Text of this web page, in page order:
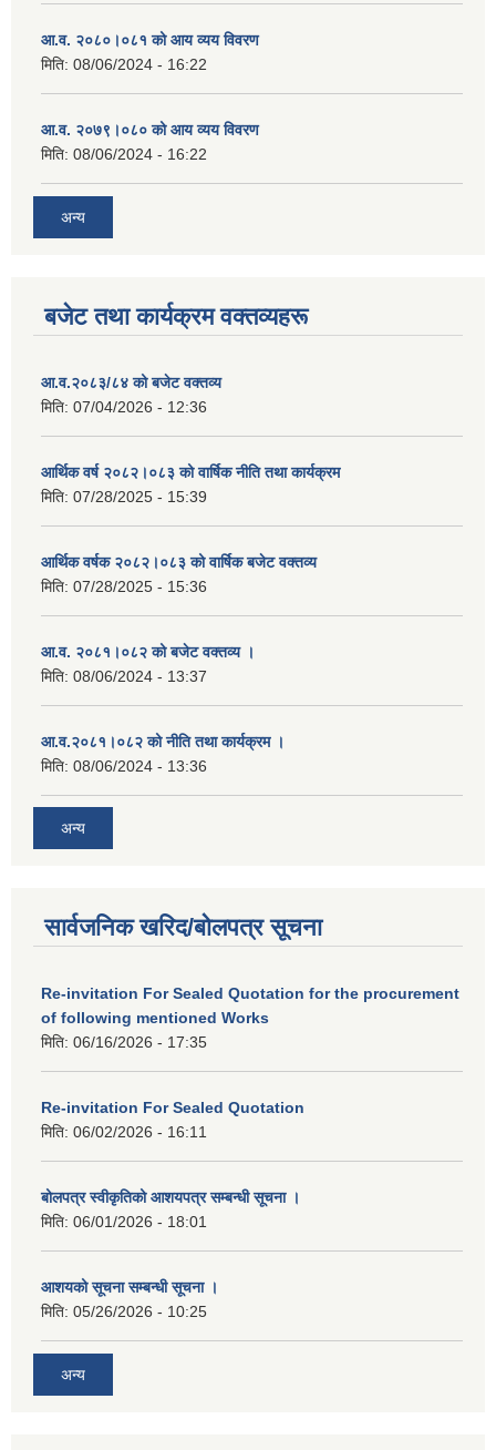
आ.व. २०८०।०८१ को आय व्यय विवरण
मिति: 08/06/2024 - 16:22
आ.व. २०७९।०८० को आय व्यय विवरण
मिति: 08/06/2024 - 16:22
अन्य
बजेट तथा कार्यक्रम वक्तव्यहरू
आ.व.२०८३/८४ को बजेट वक्तव्य
मिति: 07/04/2026 - 12:36
आर्थिक वर्ष २०८२।०८३ को वार्षिक नीति तथा कार्यक्रम
मिति: 07/28/2025 - 15:39
आर्थिक वर्षक २०८२।०८३ को वार्षिक बजेट वक्तव्य
मिति: 07/28/2025 - 15:36
आ.व. २०८१।०८२ को बजेट वक्तव्य ।
मिति: 08/06/2024 - 13:37
आ.व.२०८१।०८२ को नीति तथा कार्यक्रम ।
मिति: 08/06/2024 - 13:36
अन्य
सार्वजनिक खरिद/बोलपत्र सूचना
Re-invitation For Sealed Quotation for the procurement
of following mentioned Works
मिति: 06/16/2026 - 17:35
Re-invitation For Sealed Quotation
मिति: 06/02/2026 - 16:11
बोलपत्र स्वीकृतिको आशयपत्र सम्बन्धी सूचना ।
मिति: 06/01/2026 - 18:01
आशयको सूचना सम्बन्धी सूचना ।
मिति: 05/26/2026 - 10:25
अन्य